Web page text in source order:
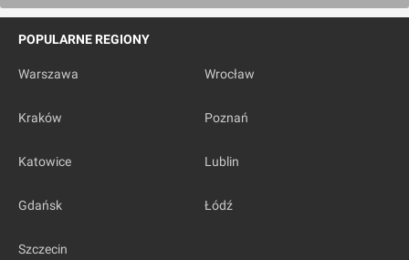
POPULARNE REGIONY
Warszawa Wrocław
Kraków Poznań
Katowice Lublin
Gdańsk Łódź
Szczecin